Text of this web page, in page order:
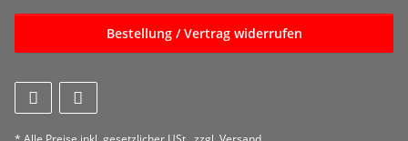
Bestellung / Vertrag widerrufen